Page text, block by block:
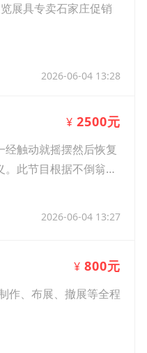
展具专卖石家庄促销
2026-06-04 13:28
¥ 2500元
触动就摇摆然后恢复
此节目根据不倒翁的
2026-06-04 13:27
¥ 800元
作、布展、撤展等全程